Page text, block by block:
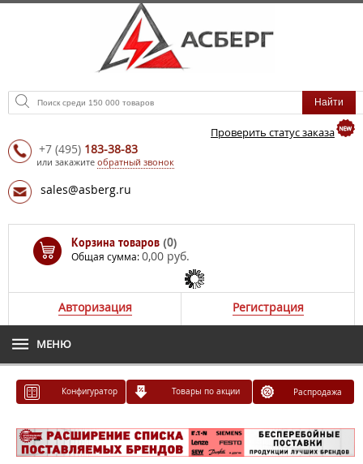
Проверить статус заказа
+7 (495) 183-38-83
или закажите обратный звонок
sales@asberg.ru
Корзина товаров (0)
Общая сумма:0,00 руб.
Авторизация Регистрация
МЕНЮ
Конфигуратор Товары по акции Распродажа